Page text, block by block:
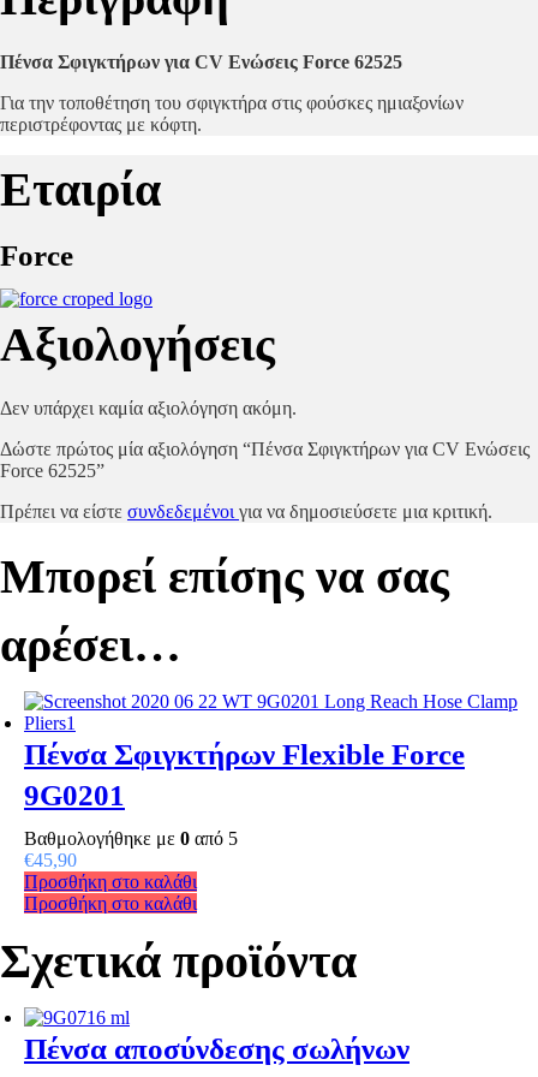
Πένσα Σφιγκτήρων για CV Ενώσεις Force 62525
Για την τοποθέτηση του σφιγκτήρα στις φούσκες ημιαξονίων
περιστρέφοντας με κόφτη.
Εταιρία
Force
Αξιολογήσεις
Δεν υπάρχει καμία αξιολόγηση ακόμη.
Δώστε πρώτος μία αξιολόγηση “Πένσα Σφιγκτήρων για CV Ενώσεις
Force 62525”
Πρέπει να είστε συνδεδεμένοι για να δημοσιεύσετε μια κριτική.
Μπορεί επίσης να σας
αρέσει…
Πένσα Σφιγκτήρων Flexible Force
9G0201
Βαθμολογήθηκε με 0 από 5
€45,90
Προσθήκη στο καλάθι
Προσθήκη στο καλάθι
Σχετικά προϊόντα
Πένσα αποσύνδεσης σωλήνων